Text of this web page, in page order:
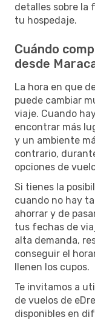
detalles sobre la
tu hospedaje.
Cuándo
desde
La hora en que
puede cambiar
viaje. Cuando
encontrar más
y un ambiente
contrario,
opciones de
Si tienes la
cuando no hay
ahorrar y de
tus fechas de
alta demanda,
conseguir el
llenen los cupos.
Te invitamos a
de vuelos de
disponibles en